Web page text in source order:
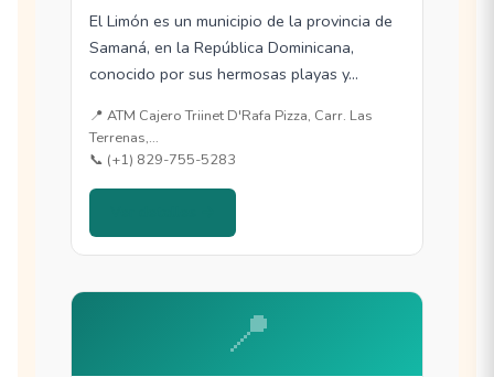
El Limón es un municipio de la provincia de
Samaná, en la República Dominicana,
conocido por sus hermosas playas y…
📍 ATM Cajero Triinet D'Rafa Pizza, Carr. Las
Terrenas,…
📞 (+1) 829-755-5283
📍